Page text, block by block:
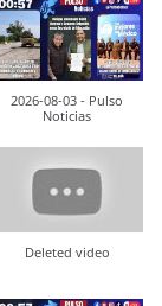
2026-08-03 - Pulso
Noticias
Deleted video